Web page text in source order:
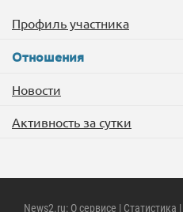
Профиль участника
Отношения
Новости
Активность за сутки
News2.ru: О сервисе | Статистика